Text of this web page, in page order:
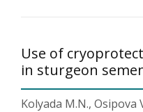
Use of
in sturgeon
Kolyada M.N., Osipova